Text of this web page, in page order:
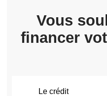
Vous
financer
Le crédit